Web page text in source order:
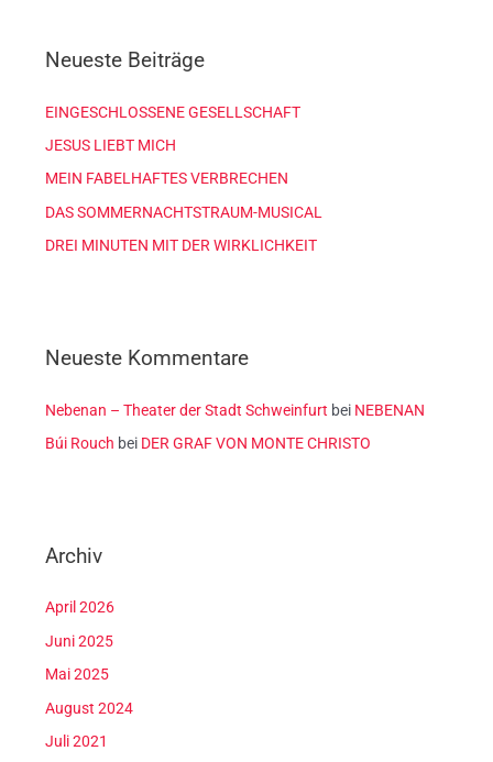
e
n
a
c
h
:
Neueste Beiträge
EINGESCHLOSSENE GESELLSCHAFT
JESUS LIEBT MICH
MEIN FABELHAFTES VERBRECHEN
DAS SOMMERNACHTSTRAUM-MUSICAL
DREI MINUTEN MIT DER WIRKLICHKEIT
Neueste Kommentare
Nebenan – Theater der Stadt Schweinfurt bei NEBENAN
Búi Rouch bei DER GRAF VON MONTE CHRISTO
Archiv
April 2026
Juni 2025
Mai 2025
August 2024
Juli 2021